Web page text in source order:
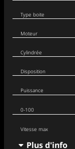
Type boite
Moteur
Cylindrée
Disposition
Puissance
0-100
Vitesse max
Plus d'info